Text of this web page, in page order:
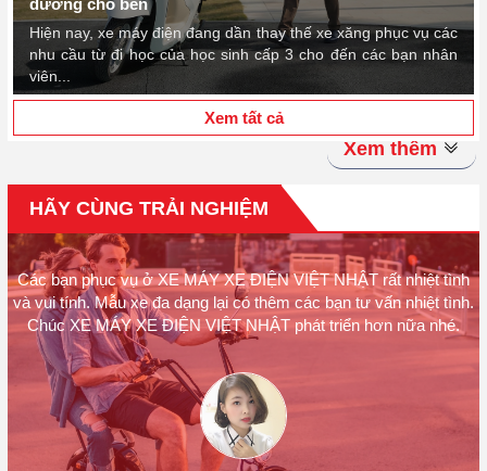
Xem thêm
dưỡng cho bền
Hiện nay, xe máy điện đang dần thay thế xe xăng phục vụ các
nhu cầu từ đi học của học sinh cấp 3 cho đến các bạn nhân
viên...
Xem tất cả
HÃY CÙNG TRẢI NGHIỆM
Các bạn phục vụ ở XE MÁY XE ĐIỆN VIỆT NHẬT rất nhiệt tình
và vui tính. Mẫu xe đa dạng lại có thêm các bạn tư vấn nhiệt tình.
Chúc XE MÁY XE ĐIỆN VIỆT NHẬT phát triển hơn nữa nhé.